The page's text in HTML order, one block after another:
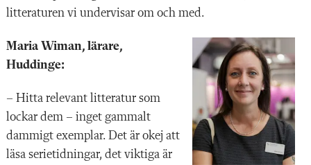
litteraturen vi undervisar om och med.
Maria Wiman, lärare,
Huddinge:
– Hitta relevant litteratur som
lockar dem – inget gammalt
dammigt exemplar. Det är okej att
läsa serietidningar, det viktiga är